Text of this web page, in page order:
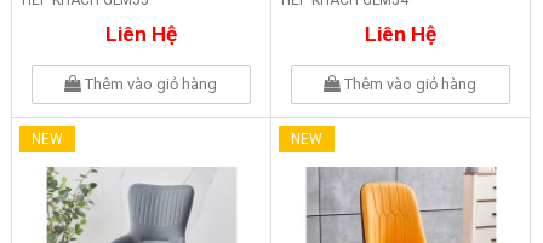
Liên Hệ
Thêm vào giỏ hàng
Liên Hệ
Thêm vào giỏ hàng
NEW NEW